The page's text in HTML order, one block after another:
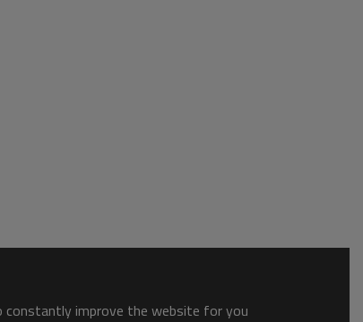
constantly improve the website for you.